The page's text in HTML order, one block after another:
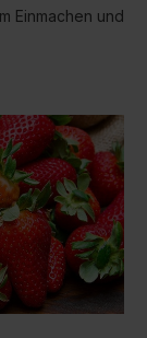
Einmachen und